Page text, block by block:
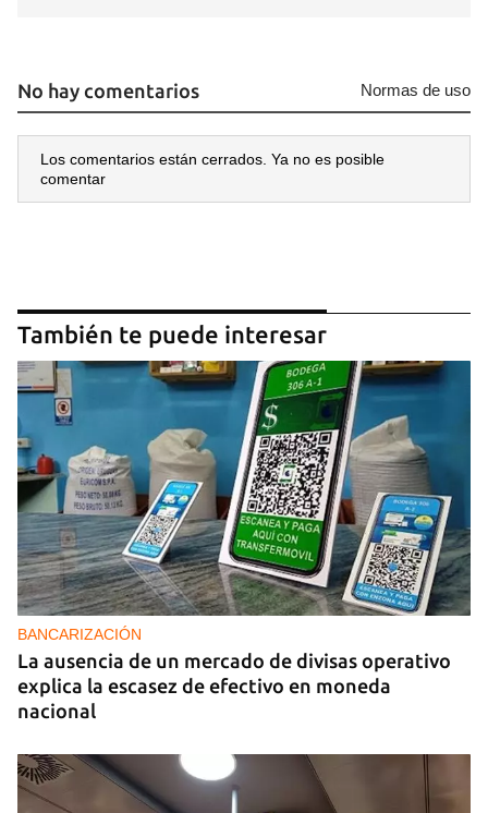
No hay comentarios Normas de uso
Los comentarios están cerrados. Ya no es posible
comentar
También te puede interesar
BANCARIZACIÓN
La ausencia de un mercado de divisas operativo
explica la escasez de efectivo en moneda
nacional